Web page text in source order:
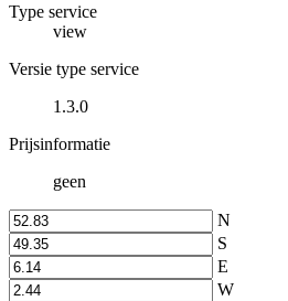
Type service
view
Versie type service
1.3.0
Prijsinformatie
geen
N
S
E
W